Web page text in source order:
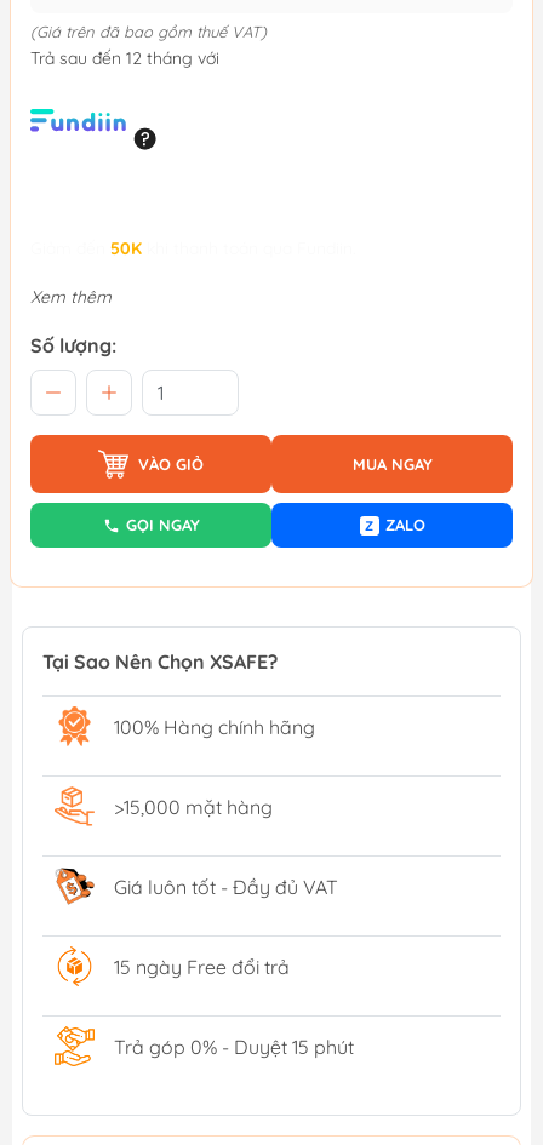
(Giá trên đã bao gồm thuế VAT)
Trả sau đến 12 tháng với
50K
Xem thêm
Số lượng:
VÀO GIỎ MUA NGAY
GỌI NGAY Z ZALO
Tại Sao Nên Chọn XSAFE?
100% Hàng chính hãng
>15,000 mặt hàng
Giá luôn tốt - Đầy đủ VAT
15 ngày Free đổi trả
Trả góp 0% - Duyệt 15 phút